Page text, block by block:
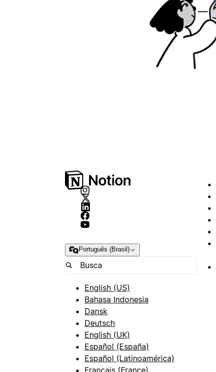
Português (Brasil)
English (US)
Bahasa Indonesia
Dansk
Deutsch
English (UK)
Español (España)
Español (Latinoamérica)
Français (France)